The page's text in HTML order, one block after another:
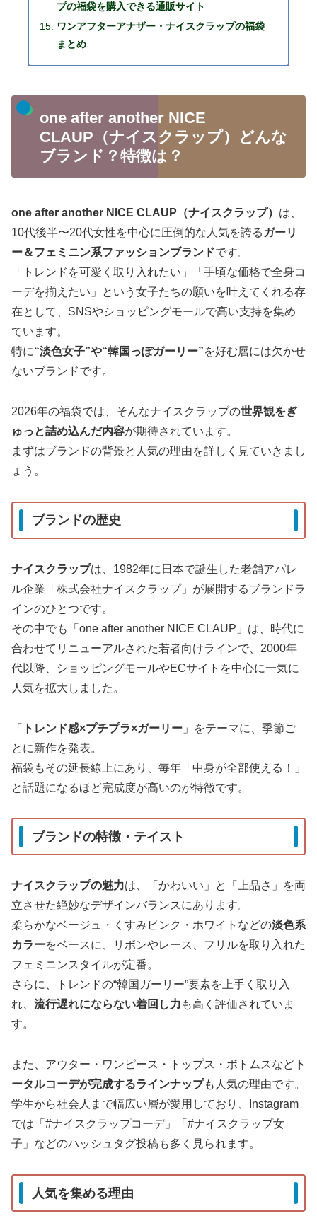
プの福袋を購入できる通販サイト
ワンアフターアナザー・ナイスクラップの福袋
まとめ
one after another NICE
CLAUP（ナイスクラップ）どんな
ブランド？特徴は？
one after another NICE CLAUP（ナイスクラップ） は、
10代後半〜20代女性を中心に圧倒的な人気を誇る ガーリ
ー＆フェミニン系ファッションブランドです。
「トレンドを可愛く取り入れたい」「手頃な価格で全身コ
ーデを揃えたい」という女子たちの願いを叶えてくれる存
在として、SNSやショッピングモールで高い支持を集め
ています。
特に“淡色女子”や“韓国っぽガーリー”を好む層には欠かせ
ないブランドです。
2026年の福袋では、そんなナイスクラップの世界観をぎ
ゅっと詰め込んだ内容が期待されています。
まずはブランドの背景と人気の理由を詳しく見ていきまし
ょう。
ブランドの歴史
ナイスクラップは、1982年に日本で誕生した老舗アパレ
ル企業「株式会社ナイスクラップ」が展開するブランドラ
インのひとつです。
その中でも「one after another NICE CLAUP」は、時代に
合わせてリニューアルされた若者向けラインで、2000年
代以降、ショッピングモールやECサイトを中心に一気に
人気を拡大しました。
「 トレンド感×プチプラ×ガーリー 」をテーマに、季節ご
とに新作を発表。
福袋もその延長線上にあり、毎年「中身が全部使える！」
と話題になるほど完成度が高いのが特徴です。
ブランドの特徴・テイスト
ナイスクラップの魅力は、「かわいい」と「上品さ」を両
立させた絶妙なデザインバランスにあります。
柔らかなベージュ・くすみピンク・ホワイトなどの淡色系
カラーをベースに、リボンやレース、フリルを取り入れた
フェミニンスタイルが定番。
さらに、トレンドの“韓国ガーリー”要素を上手く取り入
れ、 流行遅れにならない着回し力 も高く評価されていま
す。
また、アウター・ワンピース・トップス・ボトムスなど ト
ータルコーデが完成するラインナップも人気の理由です。
学生から社会人まで幅広い層が愛用しており、Instagram
では「#ナイスクラップコーデ」「#ナイスクラップ女
子」などのハッシュタグ投稿も多く見られます。
人気を集める理由